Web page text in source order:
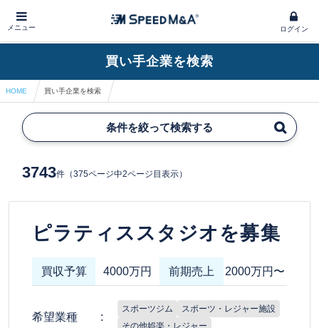
メニュー ログイン
買い手企業を検索
HOME 買い手企業を検索
条件を絞って検索する
3743件 （375ページ中2ページ目表示）
ピラティススタジオを募集
買収予算 4000万円 前期売上 2000万円〜
希望業種
スポーツジム
スポーツ・レジャー施設